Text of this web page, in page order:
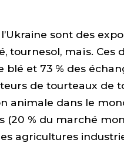
l’Ukraine sont des
tournesol, maïs. Ces
blé et 73 % des
de tourteaux de
animale dans le
(20 % du marché
agricultures